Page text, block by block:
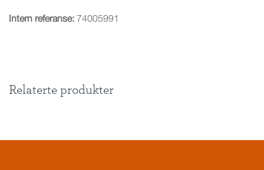
Intern referanse: 74005991
Relaterte produkter